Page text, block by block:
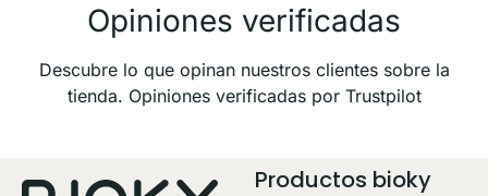
Opiniones verificadas
Descubre lo que opinan nuestros clientes sobre la
tienda. Opiniones verificadas por Trustpilot
Productos bioky